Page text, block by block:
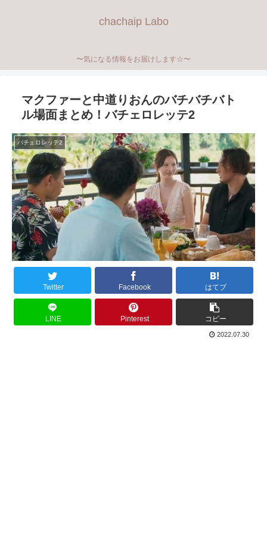
chachaip Labo
〜気になる情報をお届けします☆〜
マクファーと中道りおんのバチバチバト
ル場面まとめ！バチェロレッテ2
バチェロレッテ2
Twitter Facebook はてブ
LINE Pinterest コピー
2022.07.30